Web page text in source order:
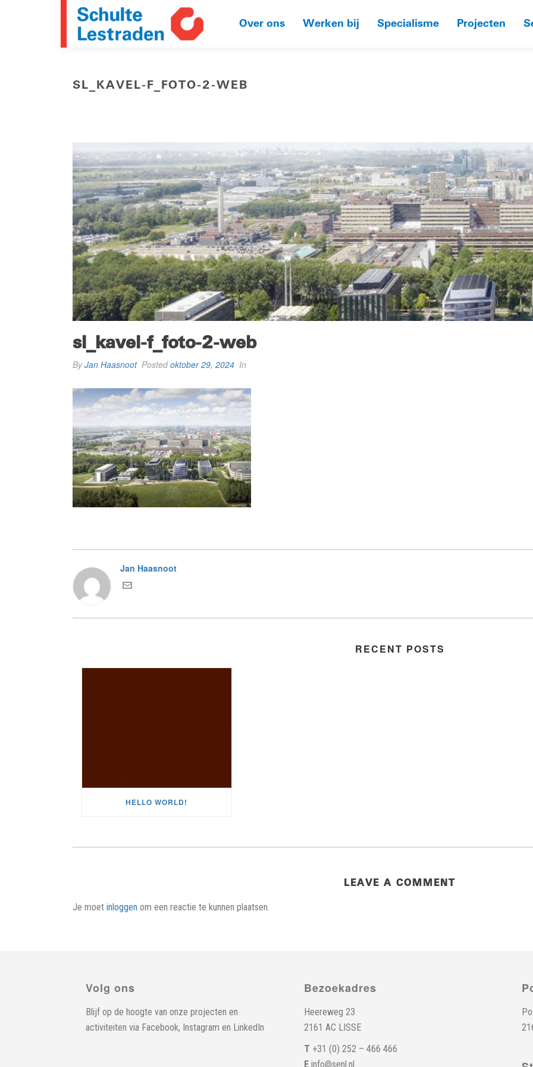
Over ons Werken bij Specialisme Projecten
SL_KAVEL-F_FOTO-2-WEB
sl_kavel-f_foto-2-web
ByJan Haasnoot Postedoktober 29, 2024 In
Jan Haasnoot
RECENT POSTS
HELLO WORLD!
LEAVE A COMMENT
Je moet inloggen om een reactie te kunnen plaatsen.
Volg ons
Blijf op de hoogte van onze projecten en
activiteiten via Facebook, Instagram en LinkedIn
Bezoekadres
Heereweg 23
2161 AC LISSE
T +31 (0) 252 – 466 466
Einfo@senl.nl